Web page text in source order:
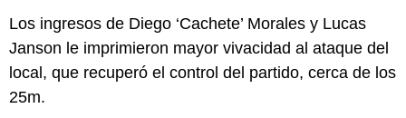
Los ingresos de Diego ‘Cachete’ Morales y Lucas
Janson le imprimieron mayor vivacidad al ataque del
local, que recuperó el control del partido, cerca de los
25m.